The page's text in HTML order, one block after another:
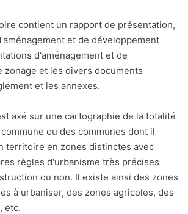
contient un rapport de présentation,
et de développement
d'aménagement et de
zonage et les divers documents
et les annexes.
axé sur une cartographie de la totalité
ou des communes dont il
territoire en zones distinctes avec
règles d'urbanisme très précises
ou non. Il existe ainsi des zones
à urbaniser, des zones agricoles, des
etc.